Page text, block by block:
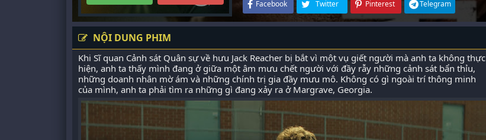
Facebook Twitter Pinterest Telegram
NỘI DUNG PHIM
Khi Sĩ quan Cảnh sát Quân sự về hưu Jack Reacher bị bắt vì một vụ giết người mà anh ta không thực
hiện, anh ta thấy mình đang ở giữa một âm mưu chết người với đầy rẫy những cảnh sát bẩn thỉu,
những doanh nhân mờ ám và những chính trị gia đầy mưu mô. Không có gì ngoài trí thông minh
của mình, anh ta phải tìm ra những gì đang xảy ra ở Margrave, Georgia.